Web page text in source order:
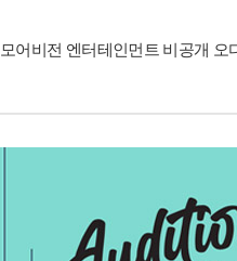
모어비전 엔터테인먼트 비공개 오